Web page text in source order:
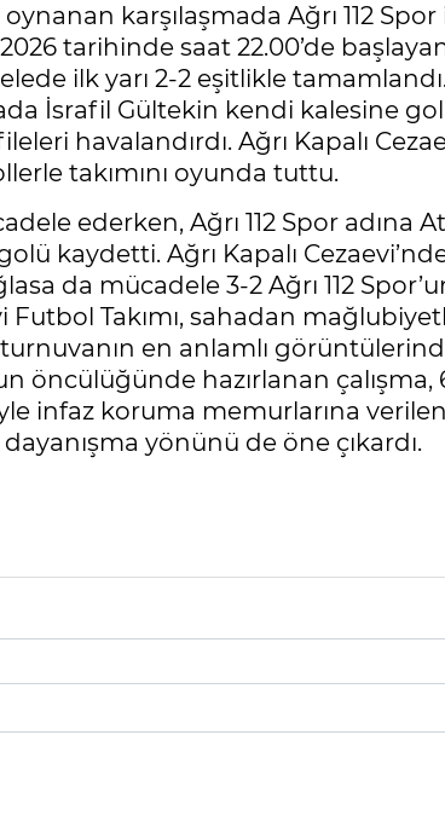
karşılaşmada Ağrı 112 Spor
2026 tarihinde saat 22.00’de
ilk yarı 2-2 eşitlikle
İsrafil Gültekin kendi kalesine gol
havalandırdı. Ağrı Kapalı
takımını oyunda tuttu.
ederken, Ağrı 112 Spor adına
kaydetti. Ağrı Kapalı
da mücadele 3-2 Ağrı 112
Futbol Takımı, sahadan
en anlamlı
öncülüğünde hazırlanan çalışma,
infaz koruma memurlarına
yönünü de öne çıkardı.